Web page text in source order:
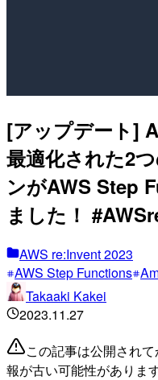
[アップデート]
最適化された2
ンがAWS Step
ました！
AWS re:Invent 2023
AWS Step Functions
Takaaki Kakei
2023.11.27
この記事は公開され
報が古い可能性がありま